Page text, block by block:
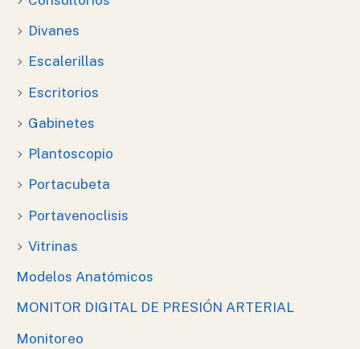
Divanes
Escalerillas
Escritorios
Gabinetes
Plantoscopio
Portacubeta
Portavenoclisis
Vitrinas
Modelos Anatómicos
MONITOR DIGITAL DE PRESIÓN ARTERIAL
Monitoreo